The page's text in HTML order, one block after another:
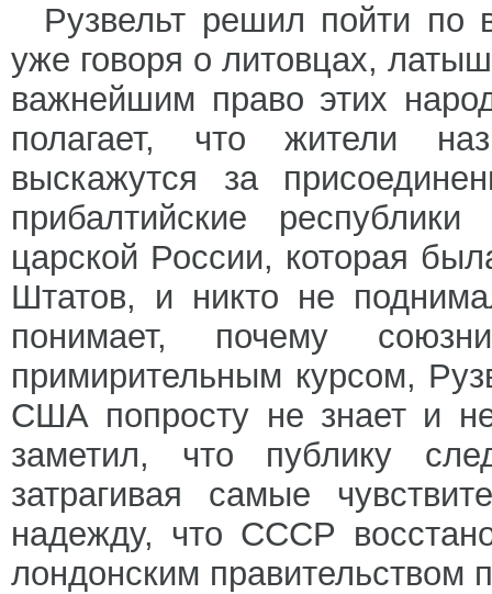
Рузвельт решил пойти по
уже говоря о литовцах,
важнейшим право этих
полагает, что жители
выскажутся за
прибалтийские
царской России, которая
Штатов, и никто не
понимает, почему
примирительным курсом,
США попросту не знает и
заметил, что публику
затрагивая самые
надежду, что СССР
лондонским правительством